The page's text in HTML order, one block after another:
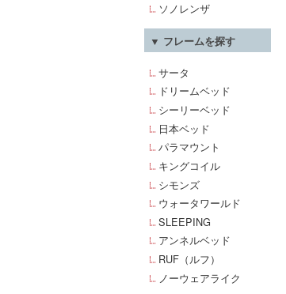
ソノレンザ
▼ フレームを探す
サータ
ドリームベッド
シーリーベッド
日本ベッド
パラマウント
キングコイル
シモンズ
ウォータワールド
SLEEPING
アンネルベッド
RUF（ルフ）
ノーウェアライク